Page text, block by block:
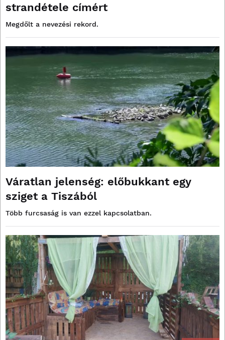
strandétele címért
Megdőlt a nevezési rekord.
Váratlan jelenség: előbukkant egy
sziget a Tiszából
Több furcsaság is van ezzel kapcsolatban.